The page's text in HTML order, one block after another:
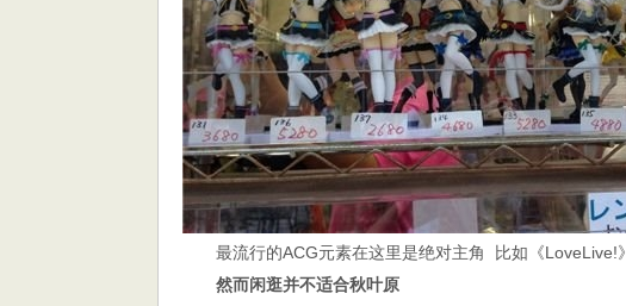
最流行的ACG元素在这里是绝对主角 比如《LoveLive!》
然而闲逛并不适合秋叶原